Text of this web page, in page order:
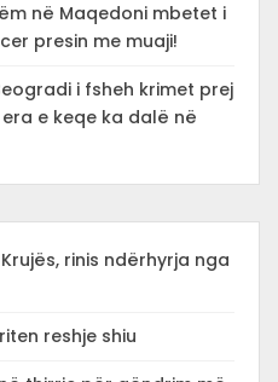
në Maqedoni mbetet i
presin me muaji!
i fsheh krimet prej
e keqe ka dalë në
rinis ndërhyrja nga
reshje shiu